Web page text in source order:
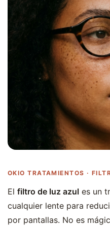
OKIO TRATAMIENTOS ·
El filtro de luz azul es un
cualquier lente para
por pantallas. No es